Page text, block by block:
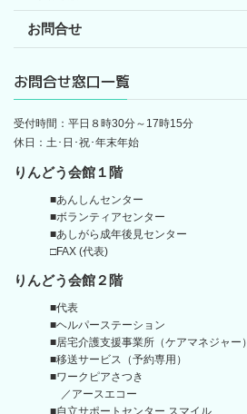
お問合せ
お問合せ窓口一覧
受付時間：平日８時30分～17時15分
休日：土･日･祝･年末年始
りんどう会館１階
■あんしんセンター
■ボランティアセンター
■あしがら成年後見センター
□FAX (代表)
りんどう会館２階
■代表
■ヘルパーステーション
■居宅介護支援事業所 （ケアマネジャー）
■移送サービス（予約専用）
■ワークピアさつき
／アースエコー